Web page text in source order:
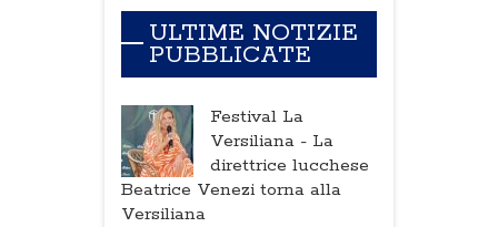
ULTIME NOTIZIE
PUBBLICATE
Festival La
Versiliana - La
direttrice lucchese
Beatrice Venezi torna alla
Versiliana